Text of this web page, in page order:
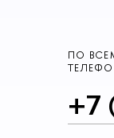
ПО
+7